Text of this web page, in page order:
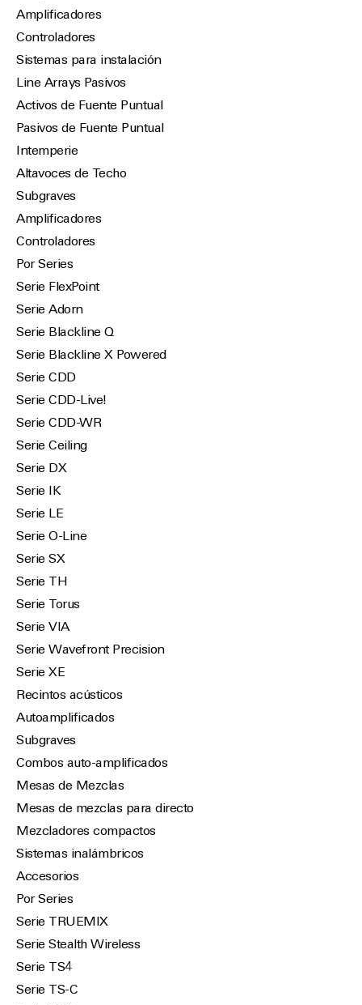
Amplificadores
Controladores
Sistemas para instalación
Line Arrays Pasivos
Activos de Fuente Puntual
Pasivos de Fuente Puntual
Intemperie
Altavoces de Techo
Subgraves
Amplificadores
Controladores
Por Series
Serie FlexPoint
Serie Adorn
Serie Blackline Q
Serie Blackline X Powered
Serie CDD
Serie CDD-Live!
Serie CDD-WR
Serie Ceiling
Serie DX
Serie IK
Serie LE
Serie O-Line
Serie SX
Serie TH
Serie Torus
Serie VIA
Serie Wavefront Precision
Serie XE
Recintos acústicos
Autoamplificados
Subgraves
Combos auto-amplificados
Mesas de Mezclas
Mesas de mezclas para directo
Mezcladores compactos
Sistemas inalámbricos
Accesorios
Por Series
Serie TRUEMIX
Serie Stealth Wireless
Serie TS4
Serie TS-C